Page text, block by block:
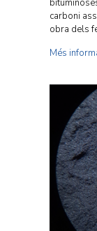
carboni
obra dels
Més